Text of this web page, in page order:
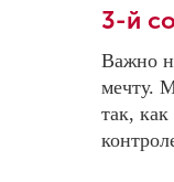
3-й
Важно
мечту.
так,